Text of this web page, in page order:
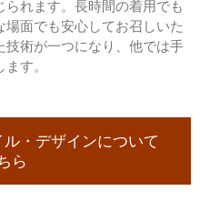
られます。長時間の着用でも
面でも安心してお召しいた
技術が一つになり、他では手
す。
・デザインについて
ら